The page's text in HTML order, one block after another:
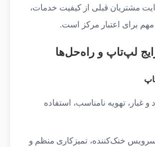
مشتریان قبلی از کیفیت خدمات،
برای اعتبار مرکز است.
لپ‌تاپ و راه‌حل‌ها
و غبار، تهویه نامناسب، استفاده
خنک‌کننده، تمیزکاری منظم و